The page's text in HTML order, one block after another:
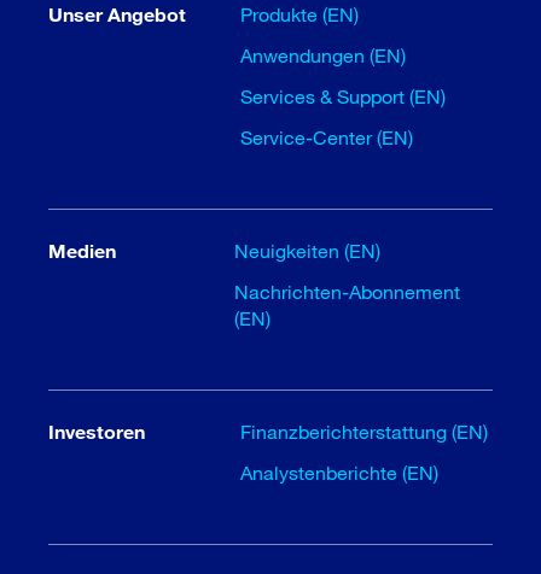
Unser Angebot
Produkte (EN)
Anwendungen (EN)
Services & Support (EN)
Service-Center (EN)
Medien
Neuigkeiten (EN)
Nachrichten-Abonnement
(EN)
Investoren
Finanzberichterstattung (EN)
Analystenberichte (EN)